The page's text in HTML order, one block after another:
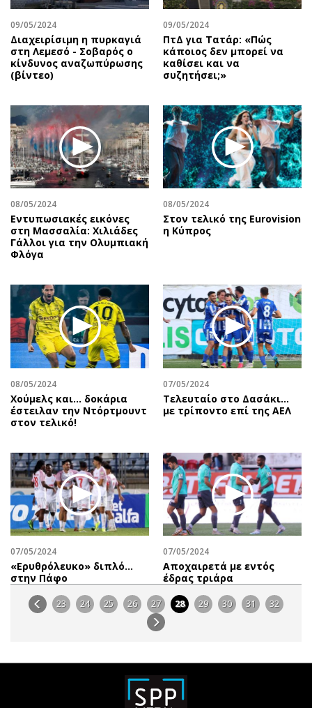
09/05/2024
Διαχειρίσιμη η πυρκαγιά
στη Λεμεσό - Σοβαρός ο
κίνδυνος αναζωπύρωσης
(βίντεο)
09/05/2024
ΠτΔ για Τατάρ: «Πώς
κάποιος δεν μπορεί να
καθίσει και να
συζητήσει;»
08/05/2024
Εντυπωσιακές εικόνες
στη Μασσαλία: Χιλιάδες
Γάλλοι για την Ολυμπιακή
Φλόγα
08/05/2024
Στον τελικό της Eurovision
η Κύπρος
08/05/2024
Χούμελς και... δοκάρια
έστειλαν την Ντόρτμουντ
στον τελικό!
07/05/2024
Τελευταίο στο Δασάκι…
με τρίποντο επί της ΑΕΛ
07/05/2024
«Ερυθρόλευκο» διπλό…
στην Πάφο
07/05/2024
Αποχαιρετά με εντός
έδρας τριάρα
23 24 25 26 27 28 29 30 31 32